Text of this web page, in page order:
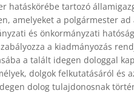
hatáskörébe tartozó
amelyeket a polgármester ad
és önkormányzati
a kiadmányozás
a talált idegen dologgal
dolgok felkutatásáról és
dolog tulajdonosnak